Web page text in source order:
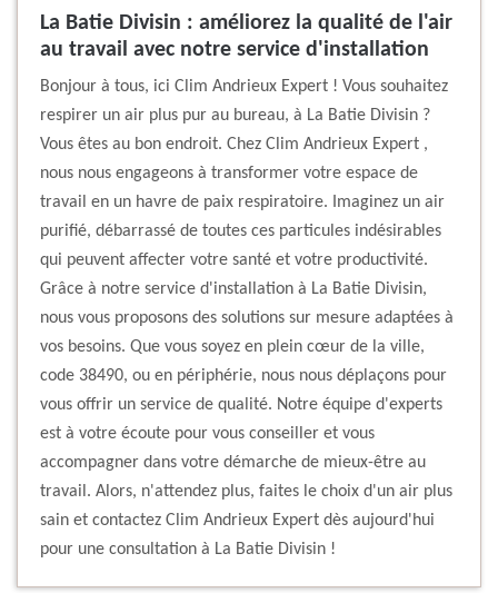
La Batie Divisin : améliorez la qualité de l'air
au travail avec notre service d'installation
Bonjour à tous, ici Clim Andrieux Expert ! Vous souhaitez
respirer un air plus pur au bureau, à La Batie Divisin ?
Vous êtes au bon endroit. Chez Clim Andrieux Expert ,
nous nous engageons à transformer votre espace de
travail en un havre de paix respiratoire. Imaginez un air
purifié, débarrassé de toutes ces particules indésirables
qui peuvent affecter votre santé et votre productivité.
Grâce à notre service d'installation à La Batie Divisin,
nous vous proposons des solutions sur mesure adaptées à
vos besoins. Que vous soyez en plein cœur de la ville,
code 38490, ou en périphérie, nous nous déplaçons pour
vous offrir un service de qualité. Notre équipe d'experts
est à votre écoute pour vous conseiller et vous
accompagner dans votre démarche de mieux-être au
travail. Alors, n'attendez plus, faites le choix d'un air plus
sain et contactez Clim Andrieux Expert dès aujourd'hui
pour une consultation à La Batie Divisin !